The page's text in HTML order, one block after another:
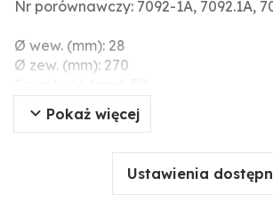
Nr porównawczy: 7092-1A, 7092.1A,
Ø wew. (mm): 28
Ø zew. (mm): 270
Pokaż więcej
Ustawienia